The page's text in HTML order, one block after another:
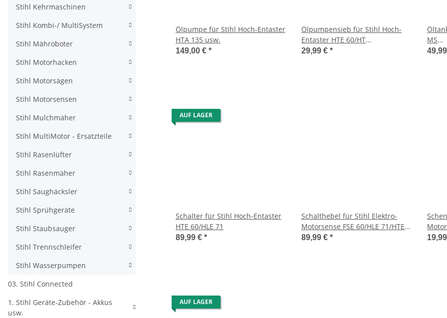
Ölpumpe für Stihl Hoch-Entaster
HTA 135 usw.
149,00 € *
Ölpumpensieb für Stihl Hoch-
Entaster HTE 60/HT
56/100/101/MSE 250
29,99 € *
MS
231/
AUF LAGER
Schalter für Stihl Hoch-Entaster
HTE 60/HLE 71
89,99 € *
Schalthebel für Stihl Elektro-
Motorsense FSE 60/HLE 71/HTE
60
89,99 € *
60
AUF LAGER
Stihl Kehrmaschinen
Stihl Kombi-/ MultiSystem
Stihl Mähroboter
Stihl Motorhacken
Stihl Motorsägen
Stihl Motorsensen
Stihl Mulchmäher
Stihl MultiMotor - Ersatzteile
Stihl Rasenlüfter
Stihl Rasenmäher
Stihl Saughäcksler
Stihl Sprühgeräte
Stihl Staubsauger
Stihl Trennschleifer
Stihl Wasserpumpen
03. Stihl Connected
1. Stihl Geräte-Zubehör - Akkus
usw.